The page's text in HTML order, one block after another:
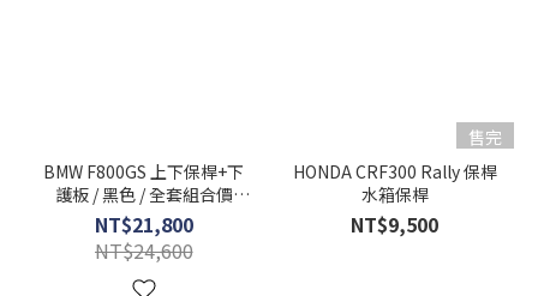
BMW F800GS 上下保桿+下
護板 / 黑色 / 全套組合價
Outback Motortek
NT$21,800
NT$24,600
售完
HONDA CRF300 Rally 保桿
水箱保桿
NT$9,500